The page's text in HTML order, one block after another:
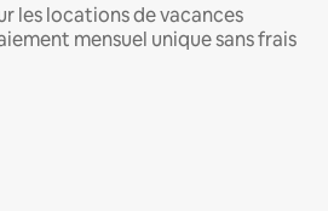
les locations de vacances
mensuel unique sans frais